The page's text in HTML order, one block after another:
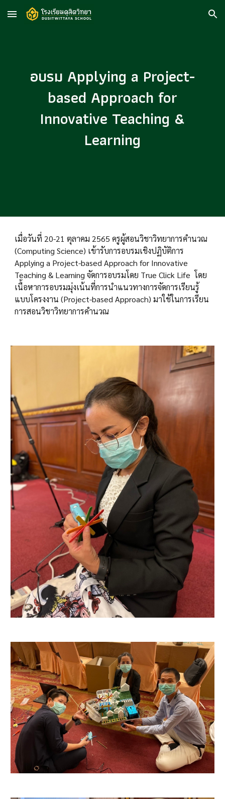
Skip to main content Skip to navigation
อบรม Applying a Project-
based Approach for
Innovative Teaching &
Learning
เมื่อวันที่ 20-21 ตุลาคม 2565 ครูผู้สอนวิชาวิทยาการคำนวณ
(Computing Science) เข้ารับการอบรมเชิงปฏิบัติการ
Applying a Project-based Approach for Innovative
Teaching & Learning จัดการอบรมโดย True Click Life โดย
เนื้อหาการอบรมมุ่งเน้นที่การนำแนวทางการจัดการเรียนรู้
แบบโครงงาน (Project-based Approach) มาใช้ในการเรียน
การสอนวิชาวิทยาการคำนวณ